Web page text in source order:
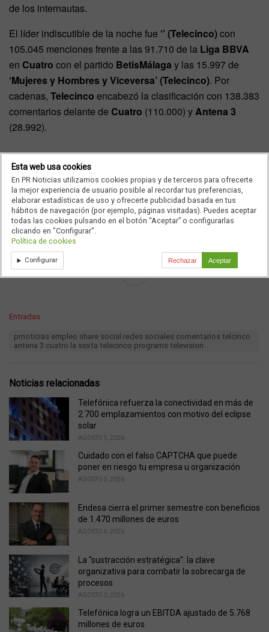
de los internautas.
El líder indiscutible de la noche fue ‘’ (Telecinco)con
105.045 menciones frente a las 91.710 de la Liga BBVA
en Cuatro con el partido BetisMálaga y las 15.997 de
‘Mujeres y Hombres y Viceversa’ (Telecinco). Por
cadenas, Telecinco encabezó la clasificación con 138.383
comentarios delante de Cuatro (110.000) y Antena 3
(28.992).
Seguiremos Informando…
C
r
e
s
Entradas
:
prnoticias empleo share social redes sociales comentarios telcinco
antena 3 cuatro la sexta telecinco programs television
Noticias relacionadas
Telefónica refuerza la conectividad en más de
2.700 emplazamientos con motivo del eclipse
solar
AGOSTO 5, 2026
Cuidado con el falso CAPTCHA que puede
poner en riesgo tu empresa u organización
AGOSTO 5, 2026
Endesa cierra el primer semestre con beneficios
de 1.470 millones de euros
AGOSTO 4, 2026
La "sustracción estratégica": la clave
organizativa para combatir la sobrecarga de
procesos
AGOSTO 3, 2026
Telefónica logra un EBITDA ajustado de 5.768
millones de euros
Esta web usa cookies
En PR Noticias utilizamos cookies propias y de terceros para ofrecerte
la mejor experiencia de usuario posible al recordar tus preferencias,
elaborar estadísticas de uso y ofrecerte publicidad basada en tus
hábitos de navegación (por ejemplo, páginas visitadas). Puedes aceptar
todas las cookies pulsando en el botón “Aceptar” o configurarlas
clicando en "Configurar".
Política de cookies
Configurar Rechazar Aceptar